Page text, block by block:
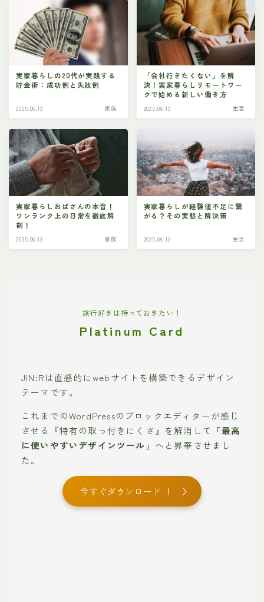
実家暮らしの20代が実践する
貯金術：成功例と失敗例
2025.06.13 家族
「会社行きたくない」を解
決！実家暮らしリモートワー
クで始める新しい働き方
2025.06.13 生活
実家暮らしおばさんの本音！
ワンランク上の日常を徹底解
剖！
2025.06.13 家族
実家暮らしが経験値不足に繋
がる？その実態と解決策
2025.06.12 生活
旅行好きは持っておきたい！
Platinum Card
JIN:Rは直感的にwebサイトを構築できるデザイン
テーマです。
これまでのWordPressのブロックエディターが感じ
させる『特有の取っ付きにくさ』を解消して 「最高
に使いやすいデザインツール」 へと昇華させまし
た。
今すぐダウンロード ！